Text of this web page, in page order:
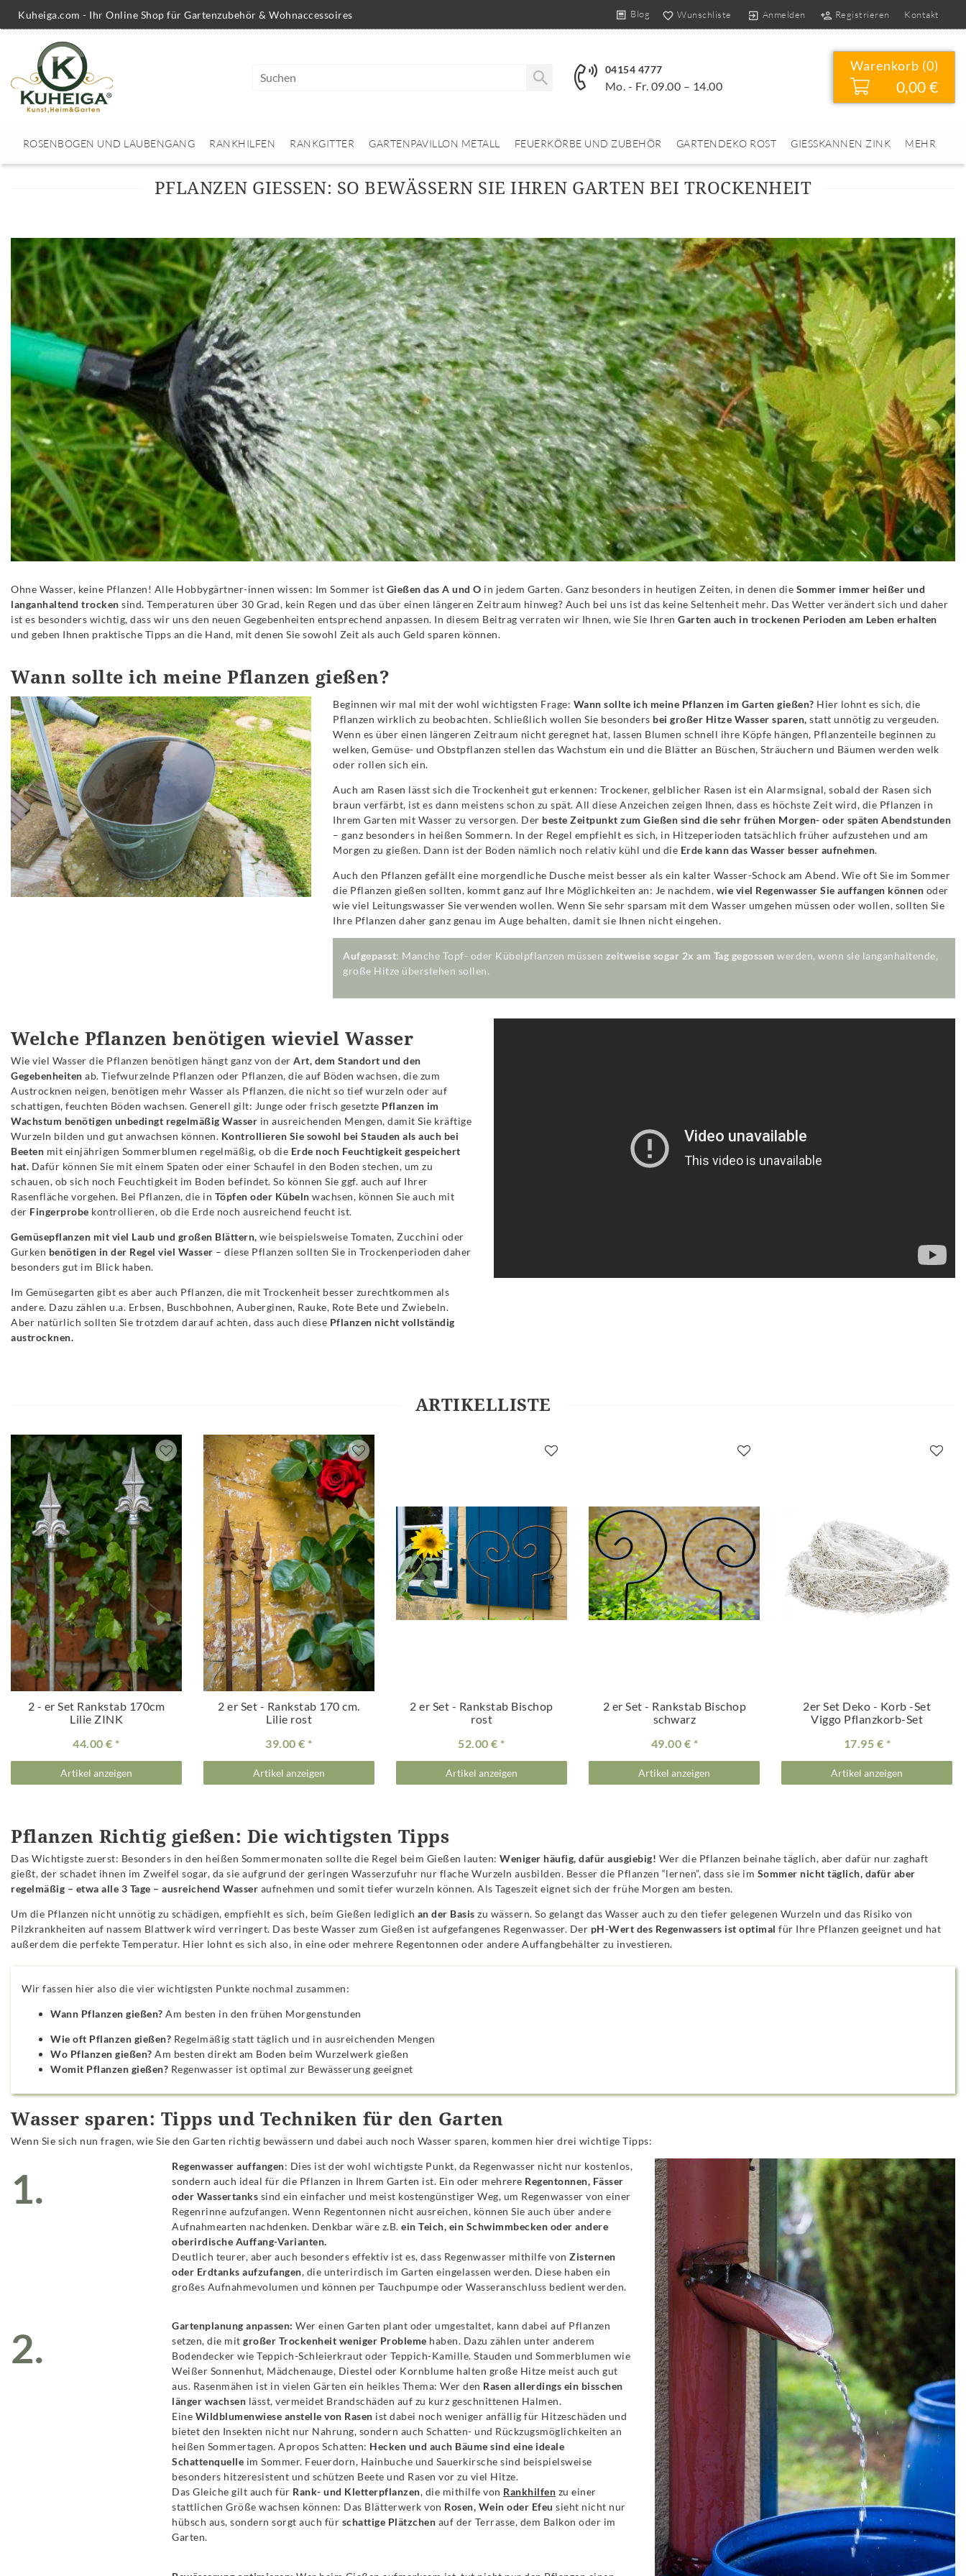
Kuheiga.com - Ihr Online Shop für Gartenzubehör & Wohnaccessoires Blog Wunschliste Anmelden Registrieren Kontakt
04154 4777
Mo. - Fr. 09.00 – 14.00
Warenkorb (0)
0,00 €
ROSENBOGEN UND LAUBENGANG RANKHILFEN RANKGITTER GARTENPAVILLON METALL FEUERKÖRBE UND ZUBEHÖR GARTENDEKO ROST GIESSKANNEN ZINK MEHR
PFLANZEN GIESSEN: SO BEWÄSSERN SIE IHREN GARTEN BEI TROCKENHEIT
Ohne Wasser, keine Pflanzen! Alle Hobbygärtner-innen wissen: Im Sommer ist Gießen das A und O in jedem Garten. Ganz besonders in heutigen Zeiten, in denen die Sommer immer heißer und
langanhaltend trocken sind. Temperaturen über 30 Grad, kein Regen und das über einen längeren Zeitraum hinweg? Auch bei uns ist das keine Seltenheit mehr. Das Wetter verändert sich und daher
ist es besonders wichtig, dass wir uns den neuen Gegebenheiten entsprechend anpassen. In diesem Beitrag verraten wir Ihnen, wie Sie Ihren Garten auch in trockenen Perioden am Leben erhalten
und geben Ihnen praktische Tipps an die Hand, mit denen Sie sowohl Zeit als auch Geld sparen können.
Wann sollte ich meine Pflanzen gießen?
Beginnen wir mal mit der wohl wichtigsten Frage: Wann sollte ich meine Pflanzen im Garten gießen? Hier lohnt es sich, die
Pflanzen wirklich zu beobachten. Schließlich wollen Sie besonders bei großer Hitze Wasser sparen, statt unnötig zu vergeuden.
Wenn es über einen längeren Zeitraum nicht geregnet hat, lassen Blumen schnell ihre Köpfe hängen, Pflanzenteile beginnen zu
welken, Gemüse- und Obstpflanzen stellen das Wachstum ein und die Blätter an Büschen, Sträuchern und Bäumen werden welk
oder rollen sich ein.
Auch am Rasen lässt sich die Trockenheit gut erkennen: Trockener, gelblicher Rasen ist ein Alarmsignal, sobald der Rasen sich
braun verfärbt, ist es dann meistens schon zu spät. All diese Anzeichen zeigen Ihnen, dass es höchste Zeit wird, die Pflanzen in
Ihrem Garten mit Wasser zu versorgen. Der beste Zeitpunkt zum Gießen sind die sehr frühen Morgen- oder späten Abendstunden
– ganz besonders in heißen Sommern. In der Regel empfiehlt es sich, in Hitzeperioden tatsächlich früher aufzustehen und am
Morgen zu gießen. Dann ist der Boden nämlich noch relativ kühl und die Erde kann das Wasser besser aufnehmen.
Auch den Pflanzen gefällt eine morgendliche Dusche meist besser als ein kalter Wasser-Schock am Abend. Wie oft Sie im Sommer
die Pflanzen gießen sollten, kommt ganz auf Ihre Möglichkeiten an: Je nachdem, wie viel Regenwasser Sie auffangen können oder
wie viel Leitungswasser Sie verwenden wollen. Wenn Sie sehr sparsam mit dem Wasser umgehen müssen oder wollen, sollten Sie
Ihre Pflanzen daher ganz genau im Auge behalten, damit sie Ihnen nicht eingehen.
Aufgepasst: Manche Topf- oder Kübelpflanzen müssen zeitweise sogar 2x am Tag gegossen werden, wenn sie langanhaltende,
große Hitze überstehen sollen.
Welche Pflanzen benötigen wieviel Wasser
Wie viel Wasser die Pflanzen benötigen hängt ganz von der Art, dem Standort und den
Gegebenheiten ab. Tiefwurzelnde Pflanzen oder Pflanzen, die auf Böden wachsen, die zum
Austrocknen neigen, benötigen mehr Wasser als Pflanzen, die nicht so tief wurzeln oder auf
schattigen, feuchten Böden wachsen. Generell gilt: Junge oder frisch gesetzte Pflanzen im
Wachstum benötigen unbedingt regelmäßig Wasser in ausreichenden Mengen, damit Sie kräftige
Wurzeln bilden und gut anwachsen können. Kontrollieren Sie sowohl bei Stauden als auch bei
Beeten mit einjährigen Sommerblumen regelmäßig, ob die Erde noch Feuchtigkeit gespeichert
hat. Dafür können Sie mit einem Spaten oder einer Schaufel in den Boden stechen, um zu
schauen, ob sich noch Feuchtigkeit im Boden befindet. So können Sie ggf. auch auf Ihrer
Rasenfläche vorgehen. Bei Pflanzen, die in Töpfen oder Kübeln wachsen, können Sie auch mit
der Fingerprobe kontrollieren, ob die Erde noch ausreichend feucht ist.
Gemüsepflanzen mit viel Laub und großen Blättern, wie beispielsweise Tomaten, Zucchini oder
Gurken benötigen in der Regel viel Wasser – diese Pflanzen sollten Sie in Trockenperioden daher
besonders gut im Blick haben.
Im Gemüsegarten gibt es aber auch Pflanzen, die mit Trockenheit besser zurechtkommen als
andere. Dazu zählen u.a. Erbsen, Buschbohnen, Auberginen, Rauke, Rote Bete und Zwiebeln.
Aber natürlich sollten Sie trotzdem darauf achten, dass auch diese Pflanzen nicht vollständig
austrocknen.
ARTIKELLISTE
2 - er Set Rankstab 170cm
Lilie ZINK
44.00 €
Artikel anzeigen
2 er Set - Rankstab 170 cm.
Lilie rost
39.00 €
Artikel anzeigen
2 er Set - Rankstab Bischop
rost
52.00 €
Artikel anzeigen
2 er Set - Rankstab Bischop
schwarz
49.00 €
Artikel anzeigen
2er Set Deko - Korb -Set
Viggo Pflanzkorb-Set
17.95 €
Artikel anzeigen
Pflanzen Richtig gießen: Die wichtigsten Tipps
Das Wichtigste zuerst: Besonders in den heißen Sommermonaten sollte die Regel beim Gießen lauten: Weniger häufig, dafür ausgiebig! Wer die Pflanzen beinahe täglich, aber dafür nur zaghaft
gießt, der schadet ihnen im Zweifel sogar, da sie aufgrund der geringen Wasserzufuhr nur flache Wurzeln ausbilden. Besser die Pflanzen “lernen”, dass sie im Sommer nicht täglich, dafür aber
regelmäßig – etwa alle 3 Tage – ausreichend Wasser aufnehmen und somit tiefer wurzeln können. Als Tageszeit eignet sich der frühe Morgen am besten.
Um die Pflanzen nicht unnötig zu schädigen, empfiehlt es sich, beim Gießen lediglich an der Basis zu wässern. So gelangt das Wasser auch zu den tiefer gelegenen Wurzeln und das Risiko von
Pilzkrankheiten auf nassem Blattwerk wird verringert. Das beste Wasser zum Gießen ist aufgefangenes Regenwasser. Der pH-Wert des Regenwassers ist optimal für Ihre Pflanzen geeignet und hat
außerdem die perfekte Temperatur. Hier lohnt es sich also, in eine oder mehrere Regentonnen oder andere Auffangbehälter zu investieren.
Wir fassen hier also die vier wichtigsten Punkte nochmal zusammen:
Wann Pflanzen gießen? Am besten in den frühen Morgenstunden
Wie oft Pflanzen gießen? Regelmäßig statt täglich und in ausreichenden Mengen
Wo Pflanzen gießen? Am besten direkt am Boden beim Wurzelwerk gießen
Womit Pflanzen gießen? Regenwasser ist optimal zur Bewässerung geeignet
Wasser sparen: Tipps und Techniken für den Garten
Wenn Sie sich nun fragen, wie Sie den Garten richtig bewässern und dabei auch noch Wasser sparen, kommen hier drei wichtige Tipps:
1. Regenwasser auffangen: Dies ist der wohl wichtigste Punkt, da Regenwasser nicht nur kostenlos,
sondern auch ideal für die Pflanzen in Ihrem Garten ist. Ein oder mehrere Regentonnen, Fässer
oder Wassertanks sind ein einfacher und meist kostengünstiger Weg, um Regenwasser von einer
Regenrinne aufzufangen. Wenn Regentonnen nicht ausreichen, können Sie auch über andere
Aufnahmearten nachdenken. Denkbar wäre z.B. ein Teich, ein Schwimmbecken oder andere
oberirdische Auffang-Varianten.
Deutlich teurer, aber auch besonders effektiv ist es, dass Regenwasser mithilfe von Zisternen
oder Erdtanks aufzufangen, die unterirdisch im Garten eingelassen werden. Diese haben ein
großes Aufnahmevolumen und können per Tauchpumpe oder Wasseranschluss bedient werden.
2. Gartenplanung anpassen: Wer einen Garten plant oder umgestaltet, kann dabei auf Pflanzen
setzen, die mit großer Trockenheit weniger Probleme haben. Dazu zählen unter anderem
Bodendecker wie Teppich-Schleierkraut oder Teppich-Kamille. Stauden und Sommerblumen wie
Weißer Sonnenhut, Mädchenauge, Diestel oder Kornblume halten große Hitze meist auch gut
aus. Rasenmähen ist in vielen Gärten ein heikles Thema: Wer den Rasen allerdings ein bisschen
länger wachsen lässt, vermeidet Brandschäden auf zu kurz geschnittenen Halmen.
Eine Wildblumenwiese anstelle von Rasen ist dabei noch weniger anfällig für Hitzeschäden und
bietet den Insekten nicht nur Nahrung, sondern auch Schatten- und Rückzugsmöglichkeiten an
heißen Sommertagen. Apropos Schatten: Hecken und auch Bäume sind eine ideale
Schattenquelle im Sommer. Feuerdorn, Hainbuche und Sauerkirsche sind beispielsweise
besonders hitzeresistent und schützen Beete und Rasen vor zu viel Hitze.
Das Gleiche gilt auch für Rank- und Kletterpflanzen, die mithilfe von Rankhilfen zu einer
stattlichen Größe wachsen können: Das Blätterwerk von Rosen, Wein oder Efeu sieht nicht nur
hübsch aus, sondern sorgt auch für schattige Plätzchen auf der Terrasse, dem Balkon oder im
Garten.